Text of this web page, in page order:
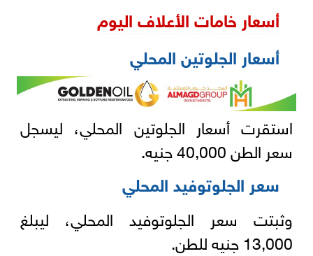
أسعار خامات الأعلاف اليوم
أسعار الجلوتين المحلي
استقرت أسعار الجلوتين المحلي، ليسجل
سعر الطن 40,000 جنيه.
سعر الجلوتوفيد المحلي
وثبتت سعر الجلوتوفيد المحلي، ليبلغ
13,000 جنيه للطن.